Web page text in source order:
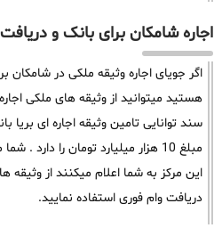
اجاره شامکان برای بانک و
اگر جویای اجاره وثیقه ملکی در شامکان
هستید میتوانید از وثیقه های ملکی
مبلغ 10 هزار میلیارد تومان را
این مرکز به شما اعلام میکنند از وثیقه
دریافت وام فوری استفاده نمایید.